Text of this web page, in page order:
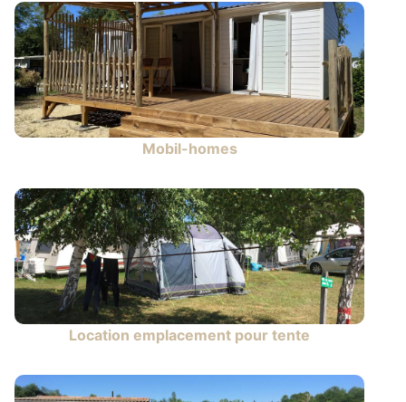
Mobil-homes
Location emplacement pour tente